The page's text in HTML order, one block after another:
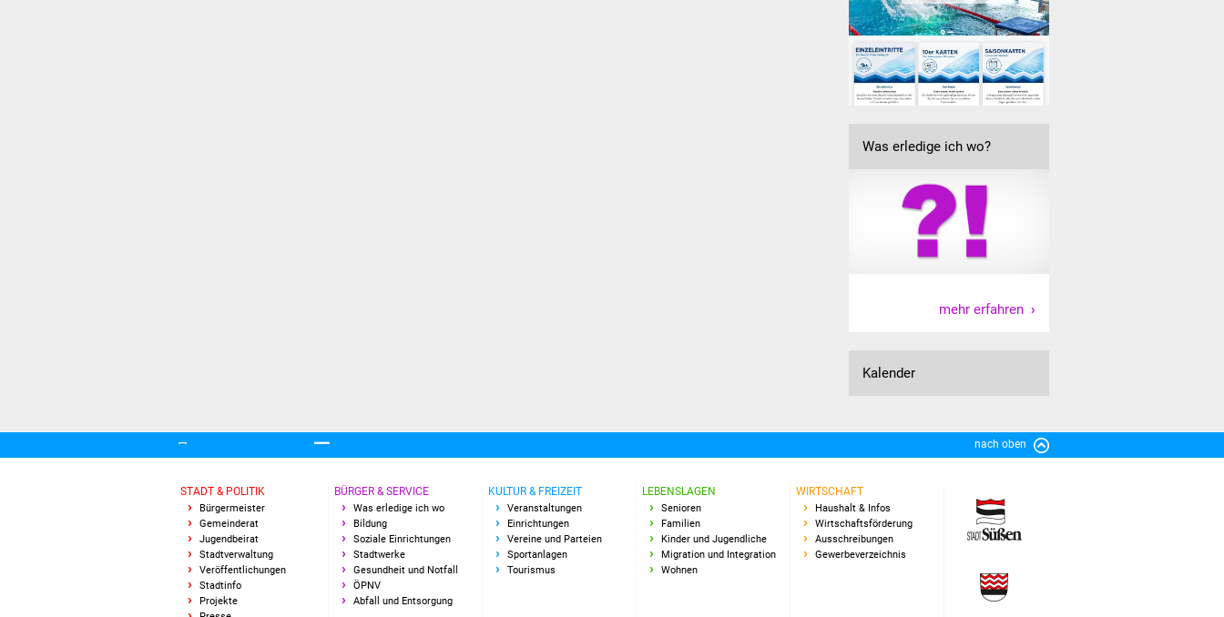
Was erledige ich wo?
mehr erfahren
Kalender
nach oben
STADT & POLITIK
Bürgermeister
Gemeinderat
Jugendbeirat
Stadtverwaltung
Veröffentlichungen
Stadtinfo
Projekte
BÜRGER & SERVICE
Was erledige ich wo
Bildung
Soziale Einrichtungen
Stadtwerke
Gesundheit und Notfall
ÖPNV
Abfall und Entsorgung
KULTUR & FREIZEIT
Veranstaltungen
Einrichtungen
Vereine und Parteien
Sportanlagen
Tourismus
LEBENSLAGEN
Senioren
Familien
Kinder und Jugendliche
Migration und Integration
Wohnen
WIRTSCHAFT
Haushalt & Infos
Wirtschaftsförderung
Ausschreibungen
Gewerbeverzeichnis